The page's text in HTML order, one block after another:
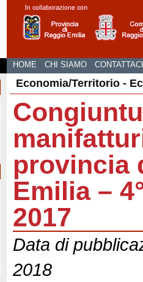
HOME CHI SIAMO CONTATTACI
Economia/Territorio -
provincia
Emilia –
2017
Data di
2018